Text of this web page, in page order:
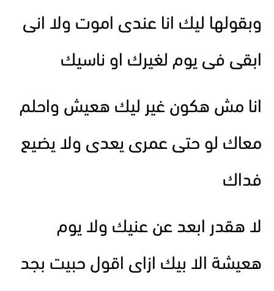
وبقولها ليك انا عندى اموت ولا انى
ابقى فى يوم لغيرك او ناسيك
انا مش هكون غير ليك هعيش واحلم
معاك لو حتى عمرى يعدى ولا يضيع
فداك
لا هقدر ابعد عن عنيك ولا يوم
هعيشة الا بيك ازاى اقول حبيت بجد